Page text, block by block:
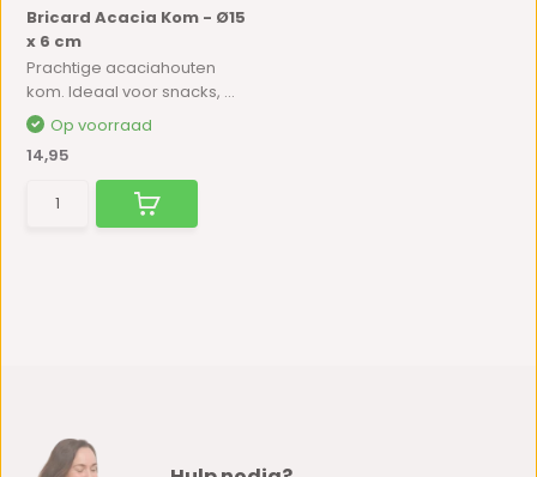
Bricard Acacia Kom - Ø15
x 6 cm
Prachtige acaciahouten
kom. Ideaal voor snacks, ...
Op voorraad
14,95